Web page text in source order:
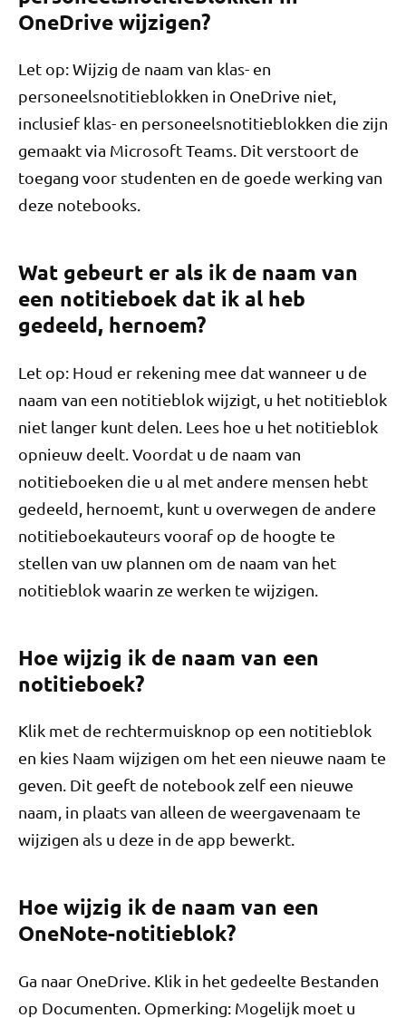
OneDrive wijzigen?
Let op: Wijzig de naam van klas- en
personeelsnotitieblokken in OneDrive niet,
inclusief klas- en personeelsnotitieblokken die zijn
gemaakt via Microsoft Teams. Dit verstoort de
toegang voor studenten en de goede werking van
deze notebooks.
Wat gebeurt er als ik de naam van
een notitieboek dat ik al heb
gedeeld, hernoem?
Let op: Houd er rekening mee dat wanneer u de
naam van een notitieblok wijzigt, u het notitieblok
niet langer kunt delen. Lees hoe u het notitieblok
opnieuw deelt. Voordat u de naam van
notitieboeken die u al met andere mensen hebt
gedeeld, hernoemt, kunt u overwegen de andere
notitieboekauteurs vooraf op de hoogte te
stellen van uw plannen om de naam van het
notitieblok waarin ze werken te wijzigen.
Hoe wijzig ik de naam van een
notitieboek?
Klik met de rechtermuisknop op een notitieblok
en kies Naam wijzigen om het een nieuwe naam te
geven. Dit geeft de notebook zelf een nieuwe
naam, in plaats van alleen de weergavenaam te
wijzigen als u deze in de app bewerkt.
Hoe wijzig ik de naam van een
OneNote-notitieblok?
Ga naar OneDrive. Klik in het gedeelte Bestanden
op Documenten. Opmerking: Mogelijk moet u